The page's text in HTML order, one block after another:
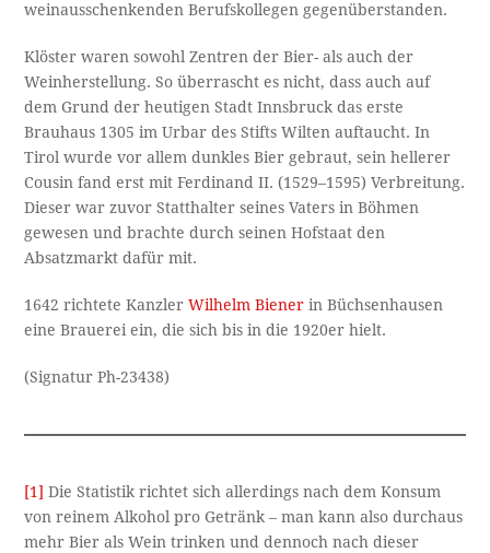
weinausschenkenden Berufskollegen gegenüberstanden.
Klöster waren sowohl Zentren der Bier- als auch der
Weinherstellung. So überrascht es nicht, dass auch auf
dem Grund der heutigen Stadt Innsbruck das erste
Brauhaus 1305 im Urbar des Stifts Wilten auftaucht. In
Tirol wurde vor allem dunkles Bier gebraut, sein hellerer
Cousin fand erst mit Ferdinand II. (1529–1595) Verbreitung.
Dieser war zuvor Statthalter seines Vaters in Böhmen
gewesen und brachte durch seinen Hofstaat den
Absatzmarkt dafür mit.
1642 richtete KanzlerWilhelm Biener in Büchsenhausen
eine Brauerei ein, die sich bis in die 1920er hielt.
(Signatur Ph-23438)
[1] Die Statistik richtet sich allerdings nach dem Konsum
von reinem Alkohol pro Getränk – man kann also durchaus
mehr Bier als Wein trinken und dennoch nach dieser